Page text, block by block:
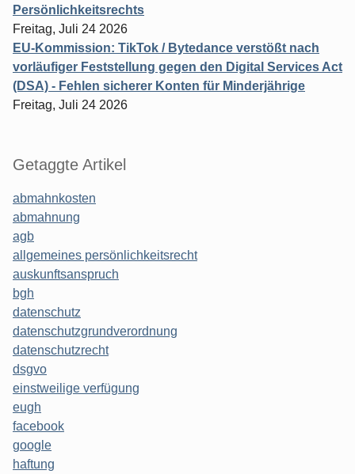
Persönlichkeitsrechts
Freitag, Juli 24 2026
EU-Kommission: TikTok / Bytedance verstößt nach
vorläufiger Feststellung gegen den Digital Services Act
(DSA) - Fehlen sicherer Konten für Minderjährige
Freitag, Juli 24 2026
Getaggte Artikel
abmahnkosten
abmahnung
agb
allgemeines persönlichkeitsrecht
auskunftsanspruch
bgh
datenschutz
datenschutzgrundverordnung
datenschutzrecht
dsgvo
einstweilige verfügung
eugh
facebook
google
haftung